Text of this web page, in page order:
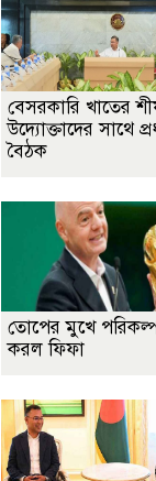
বেসরকারি খাতের
উদ্যোক্তাদের সাথে
বৈঠক
তোপের মুখে
করল ফিফা